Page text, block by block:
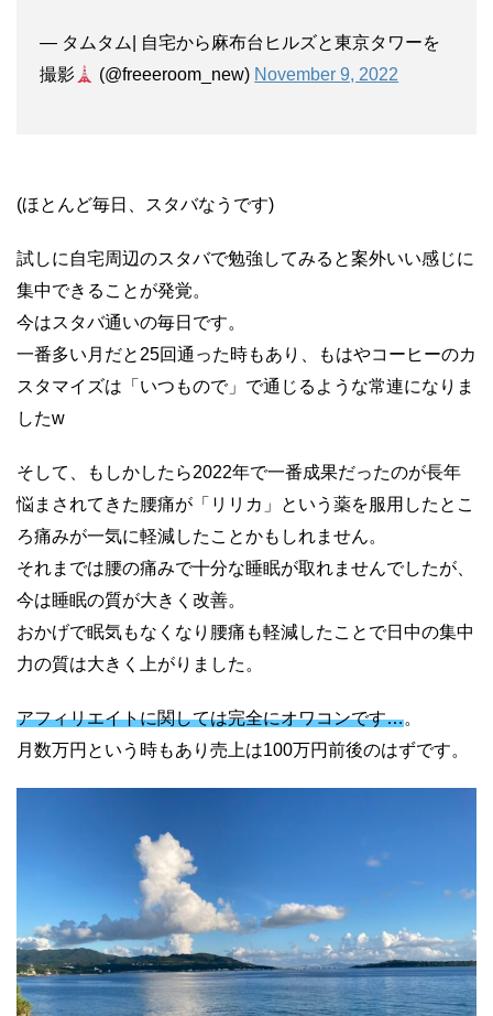
— タムタム| 自宅から麻布台ヒルズと東京タワーを
撮影
(@freeeroom_new) November 9, 2022
(ほとんど毎日、スタバなうです)
試しに自宅周辺のスタバで勉強してみると案外いい感じに
集中できることが発覚。
今はスタバ通いの毎日です。
一番多い月だと25回通った時もあり、もはやコーヒーのカ
スタマイズは「いつもので」で通じるような常連になりま
したw
そして、もしかしたら2022年で一番成果だったのが長年
悩まされてきた腰痛が「リリカ」という薬を服用したとこ
ろ痛みが一気に軽減したことかもしれません。
それまでは腰の痛みで十分な睡眠が取れませんでしたが、
今は睡眠の質が大きく改善。
おかげで眠気もなくなり腰痛も軽減したことで日中の集中
力の質は大きく上がりました。
アフィリエイトに関しては完全にオワコンです…。
月数万円という時もあり売上は100万円前後のはずです。